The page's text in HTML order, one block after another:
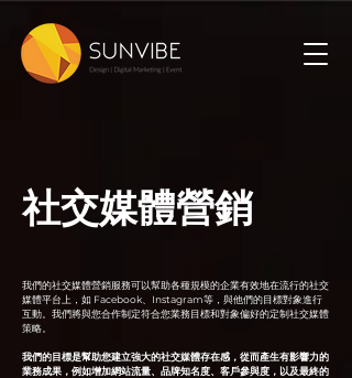
社交媒體營銷
我們的社交媒體營銷服務可以幫助各種規模的企業有效地在流行的社交
媒體平台上，如 Facebook、Instagram等，與他們的目標對象進行
互動。我們將與您合作制定符合您業務目標和對象偏好的定制社交媒體
策略。
我們的目標是幫助您建立強大的社交媒體存在感，從而產生有影響力的
業務成果，例如增加網站流量、品牌知名度、客戶參與度，以及最終的